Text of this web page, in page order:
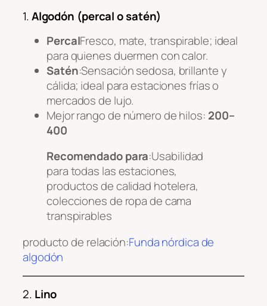
1.Algodón (percal o satén)
PercalFresco, mate, transpirable; ideal
para quienes duermen con calor.
Satén:Sensación sedosa, brillante y
cálida; ideal para estaciones frías o
mercados de lujo.
Mejor rango de número de hilos: 200–
400
Recomendado para:Usabilidad
para todas las estaciones,
productos de calidad hotelera,
colecciones de ropa de cama
transpirables
producto de relación:Funda nórdica de
algodón
2. Lino